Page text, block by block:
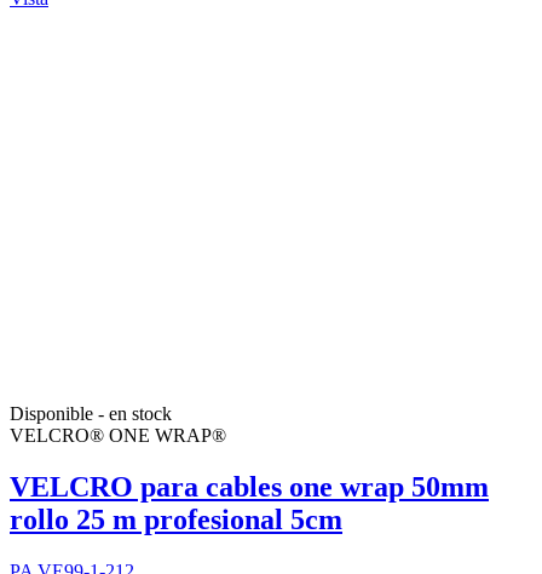
Disponible - en stock
VELCRO® ONE WRAP®
VELCRO para cables one wrap 50mm
rollo 25 m profesional 5cm